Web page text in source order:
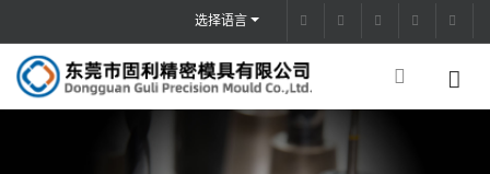
选择语言